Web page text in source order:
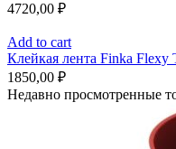
4720,00 ₽
Add to cart
Клейкая лента Finka
1850,00 ₽
Недавно просмотренные